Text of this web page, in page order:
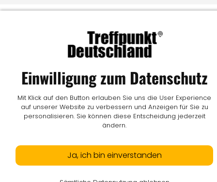
Einwilligung zum Datenschutz
Mit Klick auf den Button erlauben Sie uns die User Experience
auf unserer Website zu verbessern und Anzeigen für Sie zu
personalisieren. Sie können diese Entscheidung jederzeit
ändern.
Ja, ich bin einverstanden